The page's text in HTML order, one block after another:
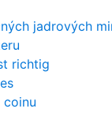
jadrových
richtig
coinu